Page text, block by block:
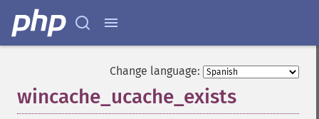
Change language:
wincache_ucache_exists